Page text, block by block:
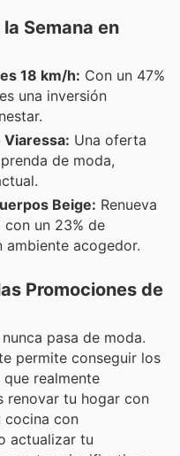
Semana en
18 km/h: Con un 47%
una inversión
Viaressa: Una oferta
de moda,
Beige: Renueva
un 23% de
ambiente acogedor.
Promociones de
pasa de moda.
permite conseguir los
realmente
renovar tu hogar con
cocina con
actualizar tu